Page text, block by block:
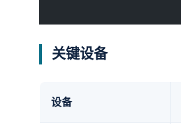
关键设备
设备